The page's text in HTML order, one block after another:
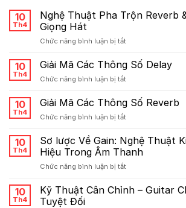
10
Th4
Nghệ Thuật Pha Trộn Reverb
Giọng Hát
Chức năng bình luận bị tắtở
Thuật
Pha
Trộn
&
Cho
Hát
10
Th4
Giải Mã Các Thông Số Delay
Chức năng bình luận bị tắtở
Mã
Các
Thông
Delay
10
Th4
Giải Mã Các Thông Số Reverb
Chức năng bình luận bị tắtở
Mã
Các
Thông
Số
10
Th4
Sơ lược Về Gain: Nghệ Thuật
Hiệu Trong Âm Thanh
Chức năng bình luận bị tắtở
lược
Về
10
Th4
Kỹ Thuật Cân Chỉnh – Guitar
Tuyệt Đối